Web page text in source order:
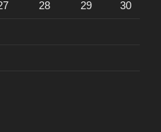
28 29 30